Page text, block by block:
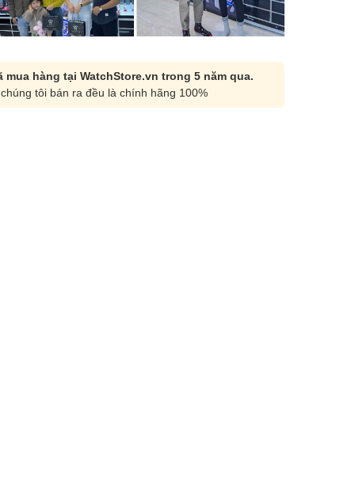
mua hàng tại WatchStore.vn trong 5 năm qua.
tôi bán ra đều là chính hãng 100%